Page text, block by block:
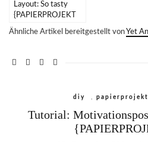
Layout: So tasty
{PAPIERPROJEKT
Ähnliche Artikel bereitgestellt vonYet
diy , papierprojekt
Tutorial: